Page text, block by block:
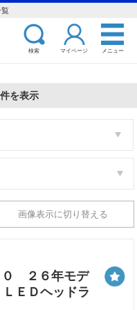
覧
検索 マイページ メニュー
を表示
画像表示に切り替える
０ ２６年モデ
ＥＤヘッドラ